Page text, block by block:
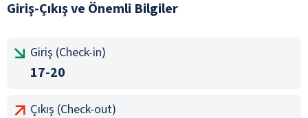
Giriş-Çıkış ve Önemli Bilgiler
Giriş (Check-in)
17-20
Çıkış (Check-out)